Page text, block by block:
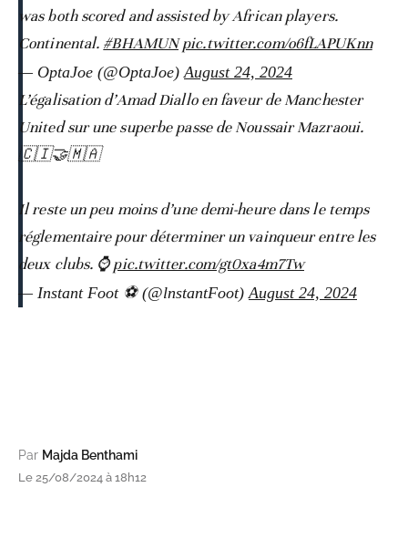
was both scored and assisted by African players.
Continental. #BHAMUN pic.twitter.com/o6fLAPUKnn
— OptaJoe (@OptaJoe)August 24, 2024
L’égalisation d’Amad Diallo en faveur de Manchester
United sur une superbe passe de Noussair Mazraoui.
🇨🇮🤝🇲🇦
Il reste un peu moins d’une demi-heure dans le temps
réglementaire pour déterminer un vainqueur entre les
deux clubs. ⌚️pic.twitter.com/gt0xa4m7Tw
— Instant Foot ⚽️ (@lnstantFoot)August 24, 2024
Par Majda Benthami
Le 25/08/2024 à 18h12